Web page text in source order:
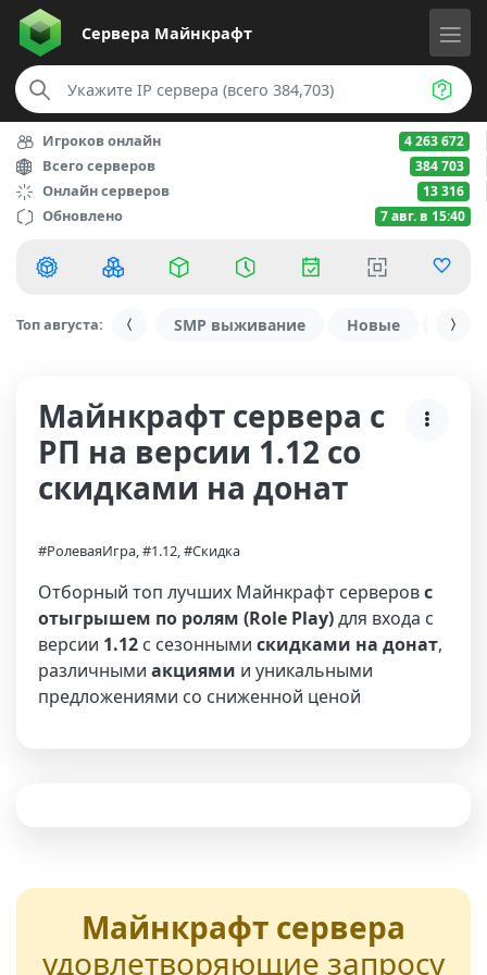
Сервера Майнкрафт
Игроков онлайн 4 263 672
Всего серверов 384 703
Онлайн серверов 13 316
Обновлено 7 авг. в 15:40
Топ августа: SMP выживание Новые С
Майнкрафт сервера с
РП на версии 1.12 со
скидками на донат
#РолеваяИгра, #1.12, #Скидка
Отборный топ лучших Майнкрафт серверовс
отыгрышем по ролям (Role Play)для входа с
версии 1.12 с сезонными скидками на донат,
различными акциями и уникальными
предложениями со сниженной ценой
Майнкрафт сервера
удовлетворяющие запросу